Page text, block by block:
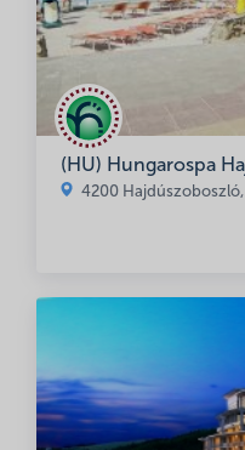
(HU) Hungarospa
4200